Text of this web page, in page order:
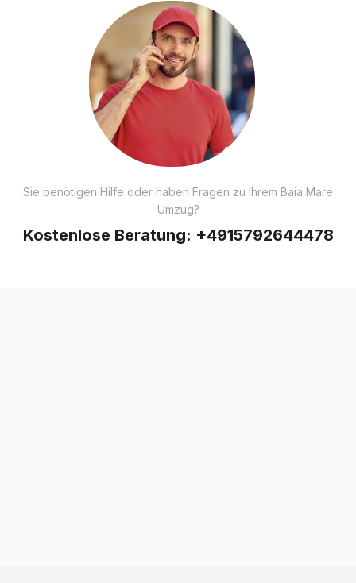
Sie benötigen Hilfe oder haben Fragen zu Ihrem Baia Mare
Umzug?
Kostenlose Beratung: +4915792644478